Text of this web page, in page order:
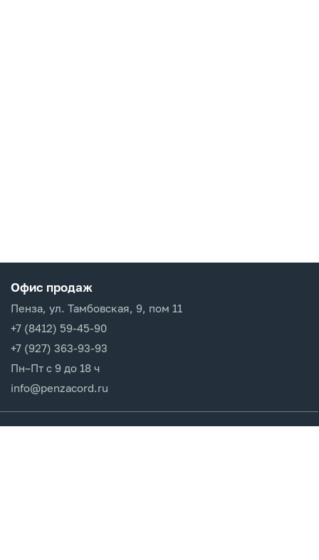
Офис продаж
Пенза, ул. Тамбовская, 9, пом 11
+7 (8412) 59-45-90
+7 (927) 363-93-93
Пн–Пт с 9 до 18 ч
info@penzacord.ru
Производители